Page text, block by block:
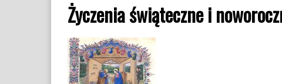
Życzenia świąteczne i